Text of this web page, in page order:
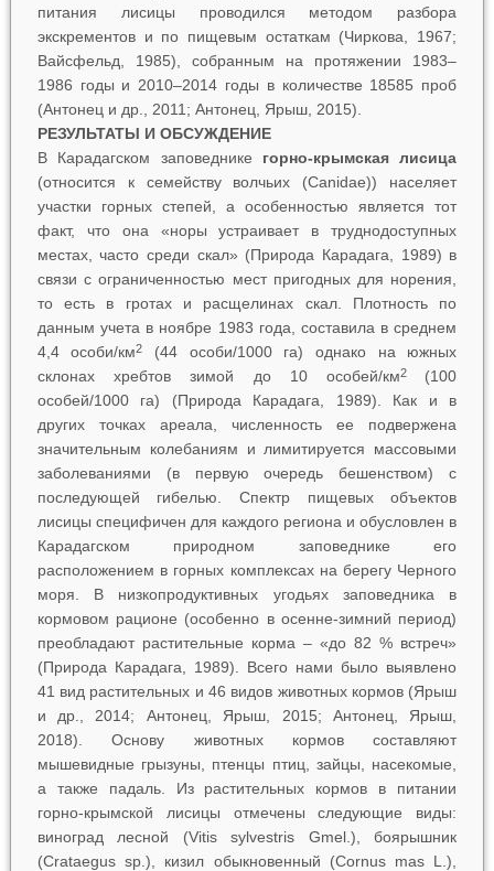
питания лисицы проводился методом разбора
экскрементов и по пищевым остаткам (Чиркова, 1967;
Вайсфельд, 1985), собранным на протяжении 1983–
1986 годы и 2010–2014 годы в количестве 18585 проб
(Антонец и др., 2011; Антонец, Ярыш, 2015).
РЕЗУЛЬТАТЫ И ОБСУЖДЕНИЕ
В Карадагском заповеднике горно-крымская лисица
(относится к семейству волчьих (Canidae)) населяет
участки горных степей, а особенностью является тот
факт, что она «норы устраивает в труднодоступных
местах, часто среди скал» (Природа Карадага, 1989) в
связи с ограниченностью мест пригодных для норения,
то есть в гротах и расщелинах скал. Плотность по
данным учета в ноябре 1983 года, составила в среднем
4,4 особи/км2
(44 особи/1000 га) однако на южных
склонах хребтов зимой до 10 особей/км2 (100
особей/1000 га) (Природа Карадага, 1989). Как и в
других точках ареала, численность ее подвержена
значительным колебаниям и лимитируется массовыми
заболеваниями (в первую очередь бешенством) с
последующей гибелью. Спектр пищевых объектов
лисицы специфичен для каждого региона и обусловлен в
Карадагском природном заповеднике его
расположением в горных комплексах на берегу Черного
моря. В низкопродуктивных угодьях заповедника в
кормовом рационе (особенно в осенне-зимний период)
преобладают растительные корма – «до 82 % встреч»
(Природа Карадага, 1989). Всего нами было выявлено
41 вид растительных и 46 видов животных кормов (Ярыш
и др., 2014; Антонец, Ярыш, 2015; Антонец, Ярыш,
2018). Основу животных кормов составляют
мышевидные грызуны, птенцы птиц, зайцы, насекомые,
а также падаль. Из растительных кормов в питании
горно-крымской лисицы отмечены следующие виды:
виноград лесной (Vitis sylvestris Gmel.), боярышник
(Crataegussp.), кизил обыкновенный (Cornus masL.),